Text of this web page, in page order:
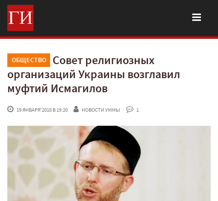
ОБЩЕСТВО
Совет религиозных
организаций Украины возглавил
муфтий Исмагилов
19 ЯНВАРЯ'2018 В 19:20 НОВОСТИ УММЫ 1